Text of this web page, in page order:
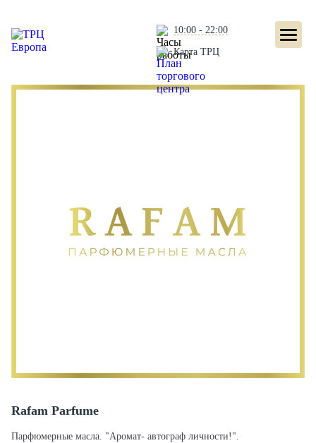
10:00 - 22:00
Карта ТРЦ
Rafam Parfume
Парфюмерные масла. "Аромат- автограф личности!".